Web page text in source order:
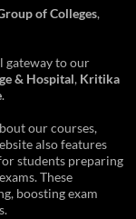
of Colleges,
gateway to our
& Hospital, Kritika
.
our courses,
also features
students preparing
These
boosting exam